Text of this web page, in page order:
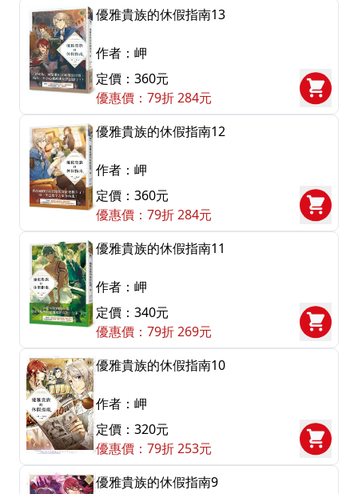
優雅貴族的休假指南13
作者：岬
定價：360元
優惠價：79折 284元
優雅貴族的休假指南12
作者：岬
定價：360元
優惠價：79折 284元
優雅貴族的休假指南11
作者：岬
定價：340元
優惠價：79折 269元
優雅貴族的休假指南10
作者：岬
定價：320元
優惠價：79折 253元
優雅貴族的休假指南9